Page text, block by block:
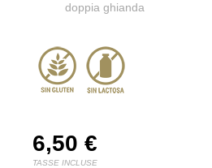
doppia ghianda
6,50 €
TASSE INCLUSE